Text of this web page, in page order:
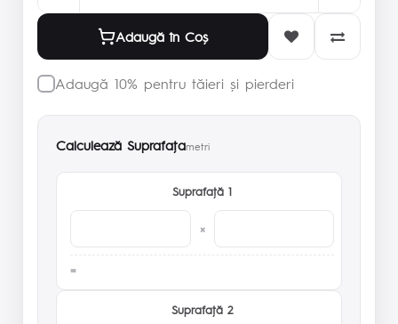
Adaugă în Coş
Adaugă 10% pentru tăieri și pierderi
Calculează Suprafaţametri
Suprafaţă 1
×
Suprafaţă 2